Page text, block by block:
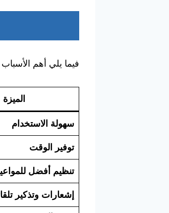
فيما يلي أهم
الميزة
سهولة الاستخدام
توفير الوقت
تنظيم أفضل
إشعارات وتذكير